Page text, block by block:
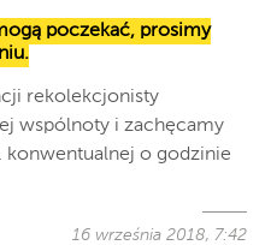
poczekać, prosimy
rekolekcjonisty
wspólnoty i zachęcamy
o godzinie
16 września 2018, 7:42